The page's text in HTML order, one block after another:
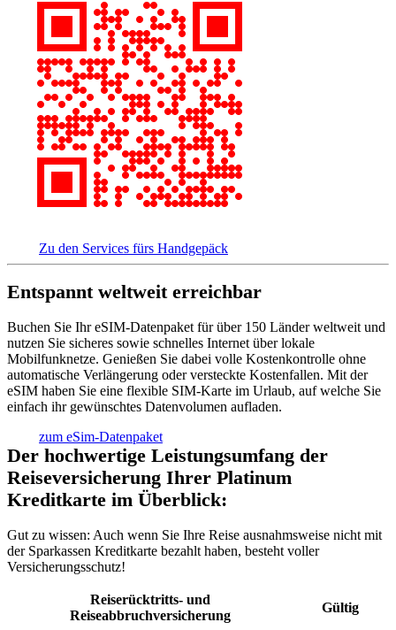
Zu den Services fürs Handgepäck
Entspannt weltweit erreichbar
Buchen Sie Ihr eSIM-Datenpaket für über 150 Länder weltweit und
nutzen Sie sicheres sowie schnelles Internet über lokale
Mobilfunknetze. Genießen Sie dabei volle Kostenkontrolle ohne
automatische Verlängerung oder versteckte Kostenfallen. Mit der
eSIM haben Sie eine flexible SIM-Karte im Urlaub, auf welche Sie
einfach ihr gewünschtes Datenvolumen aufladen.
zum eSim-Datenpaket
Der hochwertige Leistungsumfang der
Reiseversicherung Ihrer Platinum
Kreditkarte im Überblick:
Gut zu wissen: Auch wenn Sie Ihre Reise ausnahmsweise nicht mit
der Sparkassen Kreditkarte bezahlt haben, besteht voller
Versicherungsschutz!
Reiserücktritts- und
Reiseabbruchversicherung
Gültig